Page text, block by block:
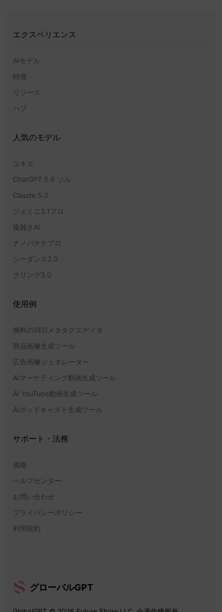
エクスペリエンス
AIモデル
特徴
リソース
ハブ
人気のモデル
ユキエ
ChatGPT 5.6 ソル
Claude 5.0
ジェミニ3.1プロ
複雑さAI
ナノバナナプロ
シーダンス2.0
クリング3.0
使用例
無料のSEOメタタグエディタ
商品画像生成ツール
広告画像ジェネレーター
AIマーケティング動画生成ツール
AI YouTube動画生成ツール
AIポッドキャスト生成ツール
サポート・法務
価格
ヘルプセンター
お問い合わせ
プライバシーポリシー
利用規約
グローバルGPT